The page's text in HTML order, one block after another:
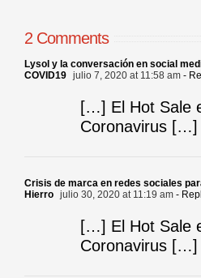
2 Comments
Lysol y la conversación en social
COVID19 julio 7, 2020 at 11:58 am -
[…] El Hot Sale
Coronavirus […]
Crisis de marca en redes sociales
Hierro julio 30, 2020 at 11:19 am -
[…] El Hot Sale
Coronavirus […]